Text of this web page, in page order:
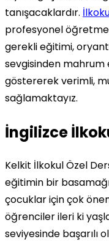
tanışacaklardır.
profesyonel
gerekli eğitimi,
sevgisinden mahrum
göstererek verimli,
sağlamaktayız.
İngilizce
Kelkit İlkokul Özel
eğitimin bir
çocuklar için çok
öğrenciler ileri ki
seviyesinde başarılı